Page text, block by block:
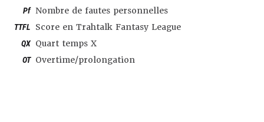
Pf Nombre de fautes personnelles
TTFL Score en Trahtalk Fantasy League
QX Quart temps X
OT Overtime/prolongation